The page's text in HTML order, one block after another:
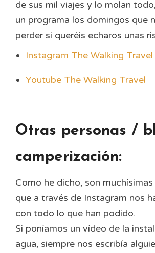
de sus mil viajes y lo molan
un programa los domingos que
perder si queréis echaros unas
Instagram The Walking Travel
Youtube The Walking Travel
Otras personas /
camperización:
Como he dicho, son
que a través de Instagram nos
con todo lo que han podido.
Si poníamos un vídeo de la
agua, siempre nos escribía